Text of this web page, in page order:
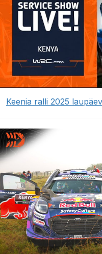
Keenia ralli 2025